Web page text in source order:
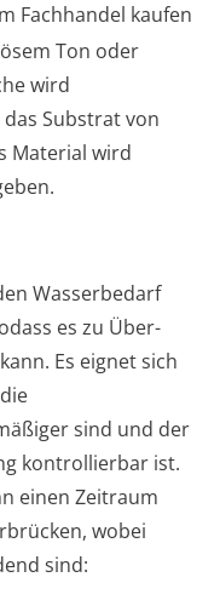
Fachhandel kaufen
Ton oder
wird
Substrat von
Material wird
Wasserbedarf
es zu Über-
Es eignet sich
sind und der
kontrollierbar ist.
einen Zeitraum
wobei
sind: